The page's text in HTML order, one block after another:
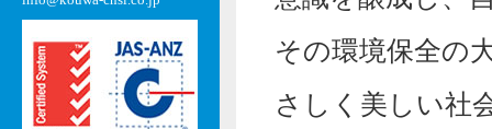
その環境保全の
さしく美しい社